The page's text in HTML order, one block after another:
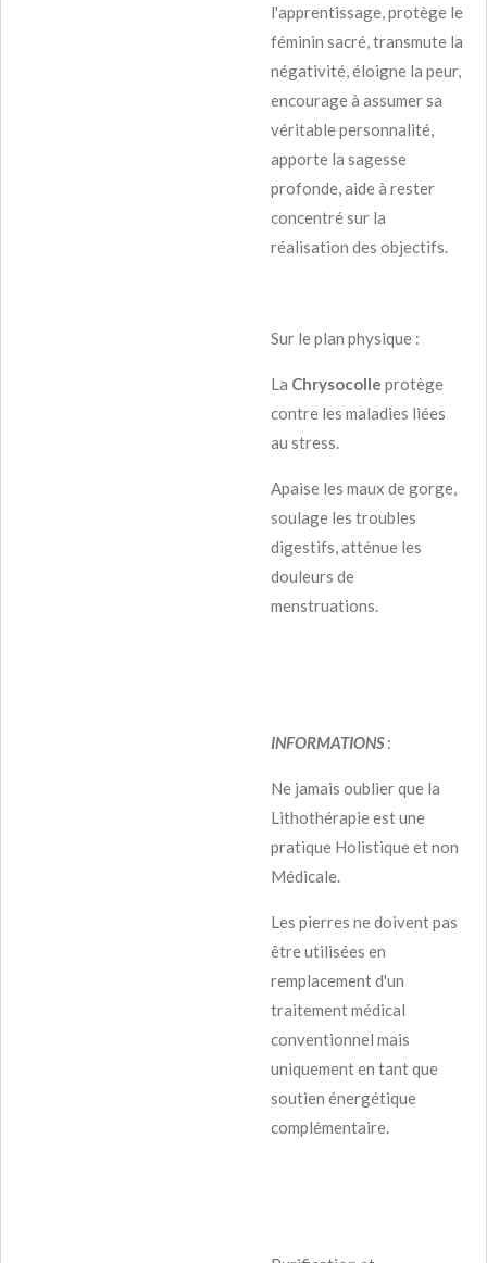
l'apprentissage, protège le
féminin sacré, transmute la
négativité, éloigne la peur,
encourage à assumer sa
véritable personnalité,
apporte la sagesse
profonde, aide à rester
concentré sur la
réalisation des objectifs.
Sur le plan physique :
La Chrysocolle protège
contre les maladies liées
au stress.
Apaise les maux de gorge,
soulage les troubles
digestifs, atténue les
douleurs de
menstruations.
INFORMATIONS:
Ne jamais oublier que la
Lithothérapie est une
pratique Holistique et non
Médicale.
Les pierres ne doivent pas
être utilisées en
remplacement d'un
traitement médical
conventionnel mais
uniquement en tant que
soutien énergétique
complémentaire.